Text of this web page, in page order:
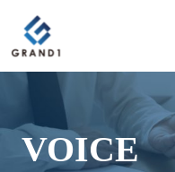
VOICE